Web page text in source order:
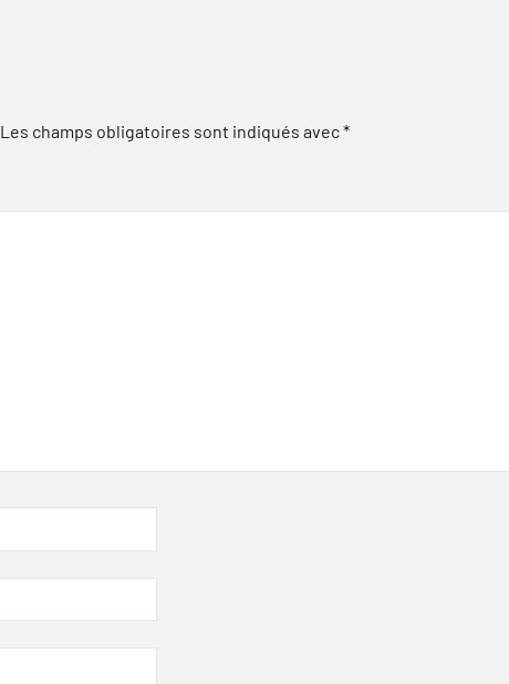
Les champs obligatoires sont indiqués avec*